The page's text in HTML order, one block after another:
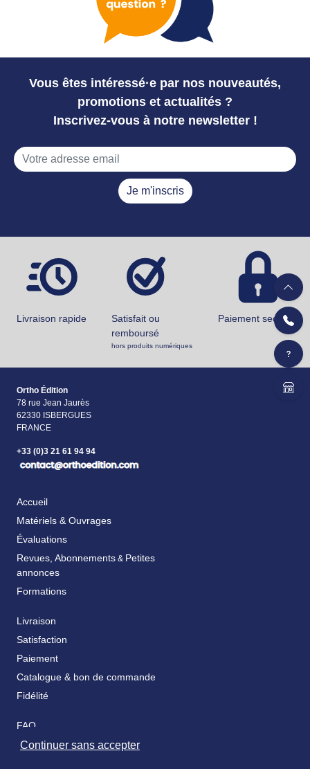
Vous êtes intéressé·e par nos nouveautés,
promotions et actualités ?
Inscrivez-vous à notre newsletter !
Je m'inscris
Livraison rapide
Satisfait ou
remboursé
hors produits numériques
Paiement securisé
Ortho Édition
78 rue Jean Jaurès
62330 ISBERGUES
FRANCE
+33 (0)3 21 61 94 94
Accueil
Matériels & Ouvrages
Évaluations
Revues, Abonnements & Petites
annonces
Formations
Livraison
Satisfaction
Paiement
Catalogue & bon de commande
Fidélité
FAQ
Nos partenaires
Continuer sans accepter